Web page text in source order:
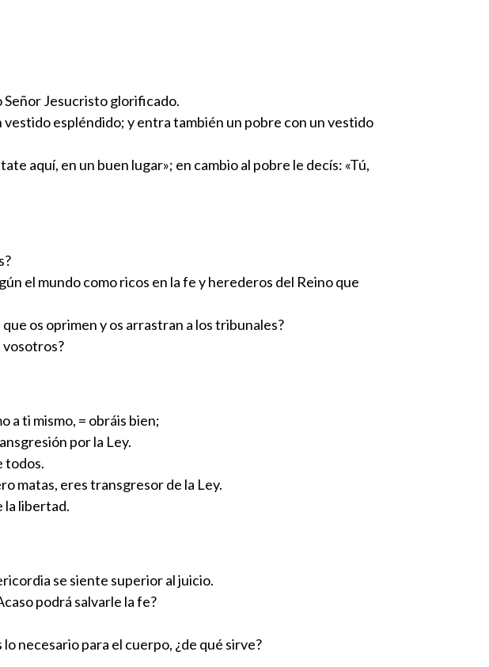
Señor Jesucristo glorificado.
espléndido; y entra también un pobre con un vestido
aquí, en un buen lugar»; en cambio al pobre le decís: «Tú,
el mundo como ricos en la fe y herederos del Reino que
os oprimen y os arrastran a los tribunales?
vosotros?
a ti mismo, = obráis bien;
por la Ley.
todos.
matas, eres transgresor de la Ley.
la libertad.
se siente superior al juicio.
podrá salvarle la fe?
necesario para el cuerpo, ¿de qué sirve?